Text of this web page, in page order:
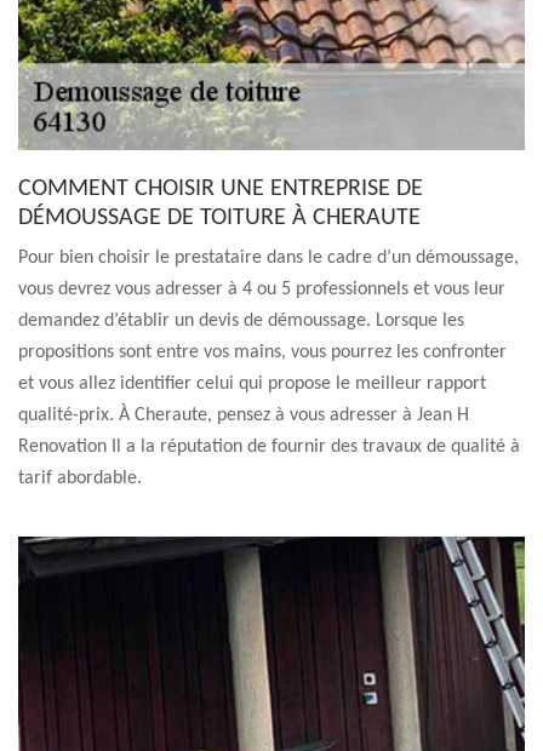
COMMENT CHOISIR UNE ENTREPRISE DE
DÉMOUSSAGE DE TOITURE À CHERAUTE
Pour bien choisir le prestataire dans le cadre d’un démoussage,
vous devrez vous adresser à 4 ou 5 professionnels et vous leur
demandez d’établir un devis de démoussage. Lorsque les
propositions sont entre vos mains, vous pourrez les confronter
et vous allez identifier celui qui propose le meilleur rapport
qualité-prix. À Cheraute, pensez à vous adresser à Jean H
Renovation Il a la réputation de fournir des travaux de qualité à
tarif abordable.